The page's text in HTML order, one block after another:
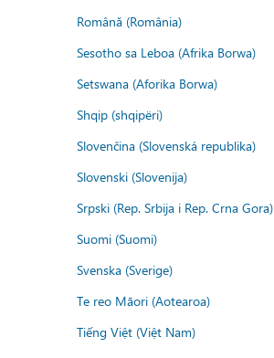
Română (România)
Sesotho sa Leboa (Afrika Borwa)
Setswana (Aforika Borwa)
Shqip (shqipëri)
Slovenčina (Slovenská republika)
Slovenski (Slovenija)
Srpski (Rep. Srbija i Rep. Crna Gora)
Suomi (Suomi)
Svenska (Sverige)
Te reo Māori (Aotearoa)
Tiếng Việt (Việt Nam)